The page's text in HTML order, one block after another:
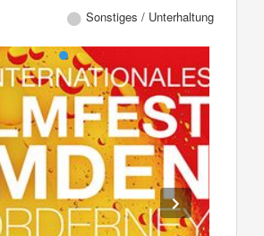
Sonstiges / Unterhaltung